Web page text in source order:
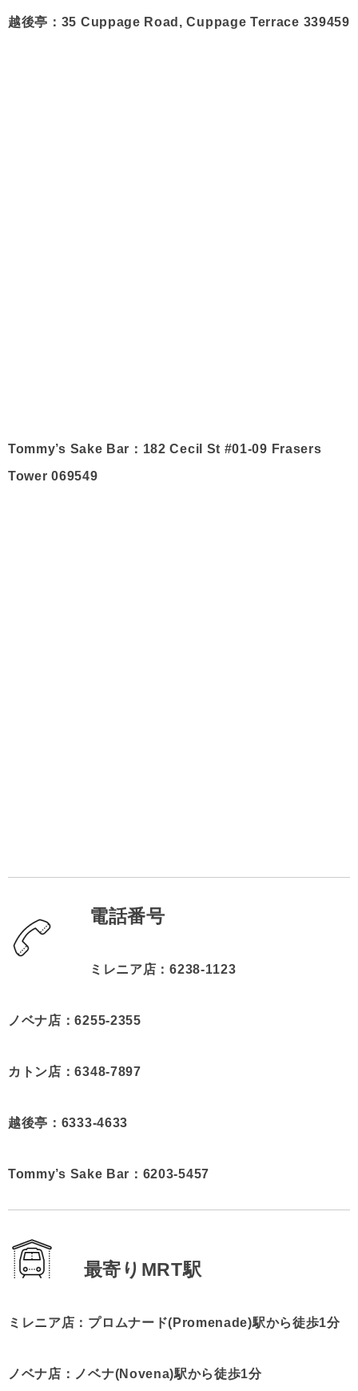
越後亭：35 Cuppage Road, Cuppage Terrace 339459
Tommy’s Sake Bar：182 Cecil St #01-09 Frasers
Tower 069549
電話番号
ミレニア店：6238-1123
ノベナ店：6255-2355
カトン店：6348-7897
越後亭：6333-4633
Tommy’s Sake Bar：6203-5457
最寄りMRT駅
ミレニア店：プロムナード(Promenade)駅から徒歩1分
ノベナ店：ノベナ(Novena)駅から徒歩1分